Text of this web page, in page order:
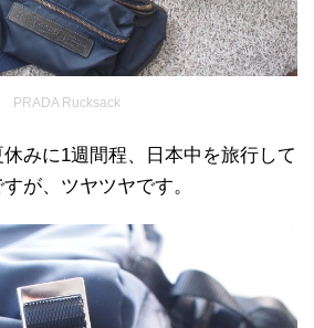
PRADA Rucksack
みに1週間程、日本中を旅行して
が、ツヤツヤです。